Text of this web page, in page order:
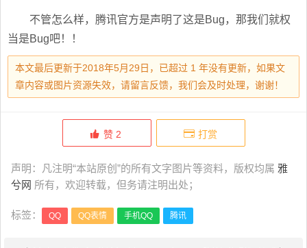
不管怎么样，腾讯官方是声明了这是Bug，那我们就权
当是Bug吧！！
本文最后更新于2018年5月29日，已超过 1 年没有更新，如果文
章内容或图片资源失效，请留言反馈，我们会及时处理，谢谢！
赞 2 打赏
声明：凡注明“本站原创”的所有文字图片等资料，版权均属 雅
兮网 所有，欢迎转载，但务请注明出处；
标签： QQ QQ表情 手机QQ 腾讯